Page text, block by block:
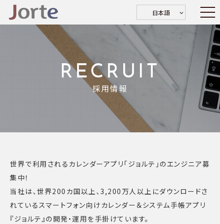
日本語
RECRUIT
採用情報
世界で利用されるカレンダーアプリ「ジョルテ」のエンジニア募
集中！
当社は、世界200カ国以上、3,200万人以上にダウンロードさ
れているスマートフォン向けカレンダー＆システム手帳アプリ
『ジョルテ』の開発・運用を手掛けています。